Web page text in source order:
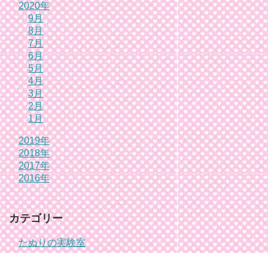
2020年
9月
8月
7月
6月
5月
4月
3月
2月
1月
2019年
2018年
2017年
2016年
カテゴリー
たぬりの実験室